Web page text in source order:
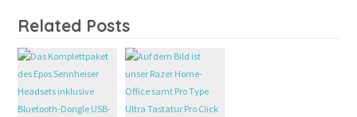
Related Posts